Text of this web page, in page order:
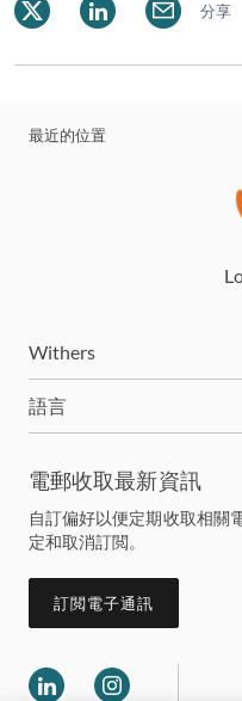
分享
最近的位置
Withers
語言
電郵收取最新資訊
自訂偏好以便定期收取相關
定和取消訂閲。
訂閲電子通訊